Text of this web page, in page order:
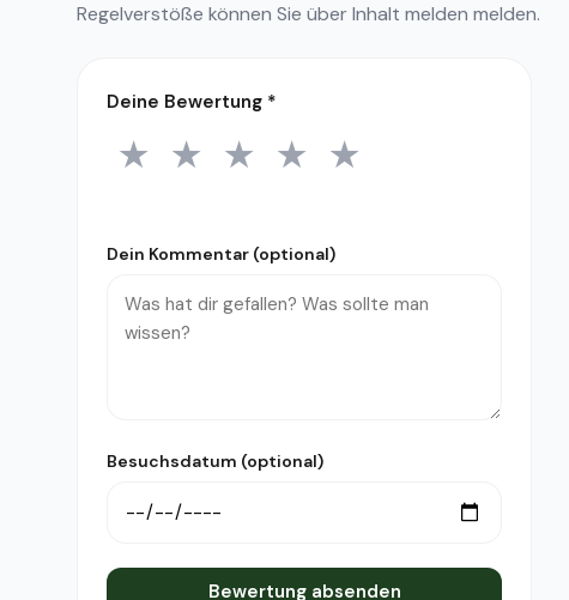
Regelverstöße können Sie überInhalt melden melden.
Deine Bewertung *
1 Stern
★ 2 Sterne
★ 3 Sterne
★ 4 Sterne
★ 5 Sterne
★
Dein Kommentar (optional)
Besuchsdatum (optional)
Bewertung absenden